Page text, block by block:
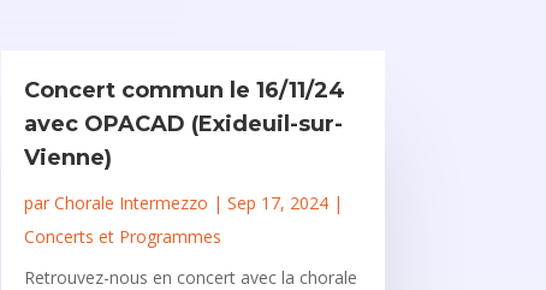
Concert commun le 16/11/24
avec OPACAD (Exideuil-sur-
Vienne)
par Chorale Intermezzo | Sep 17, 2024|
Concerts et Programmes
Retrouvez-nous en concert avec la chorale